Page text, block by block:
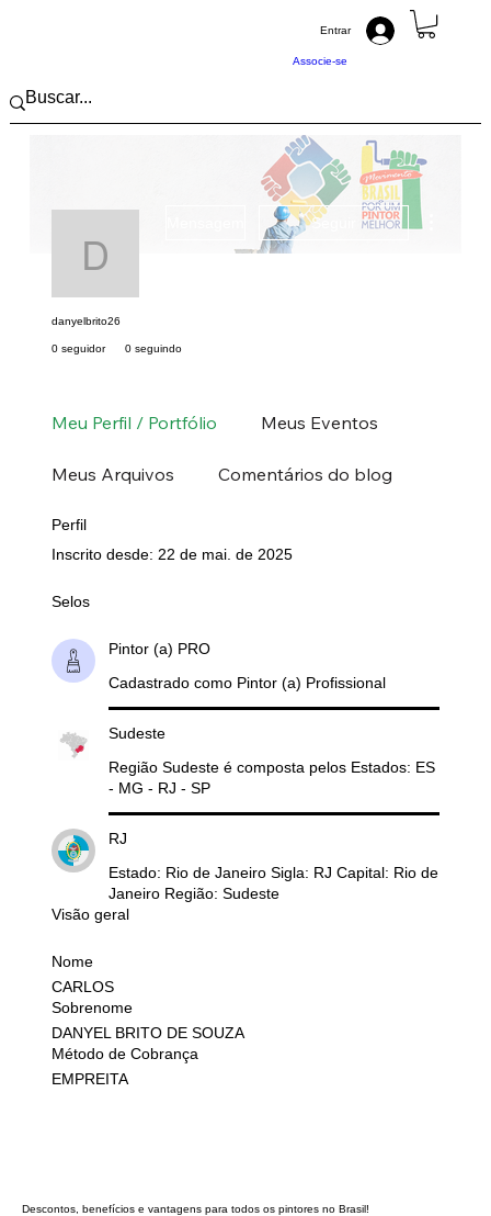
Associe-se
Entrar
danyelbrito26
Seguir
danyelbrito26
0 seguidor 0 seguindo
Meu Perfil / Portfólio Meus Eventos
Meus Arquivos Comentários do blog
Perfil
Inscrito desde: 22 de mai. de 2025
Selos
Pintor (a) PRO
Cadastrado como Pintor (a) Profissional
Sudeste
Região Sudeste é composta pelos Estados: ES
- MG - RJ - SP
RJ
Estado: Rio de Janeiro Sigla: RJ Capital: Rio de
Janeiro Região: Sudeste
Visão geral
Nome
CARLOS
Sobrenome
DANYEL BRITO DE SOUZA
Método de Cobrança
EMPREITA
Descontos, benefícios e vantagens para todos os pintores no Brasil!